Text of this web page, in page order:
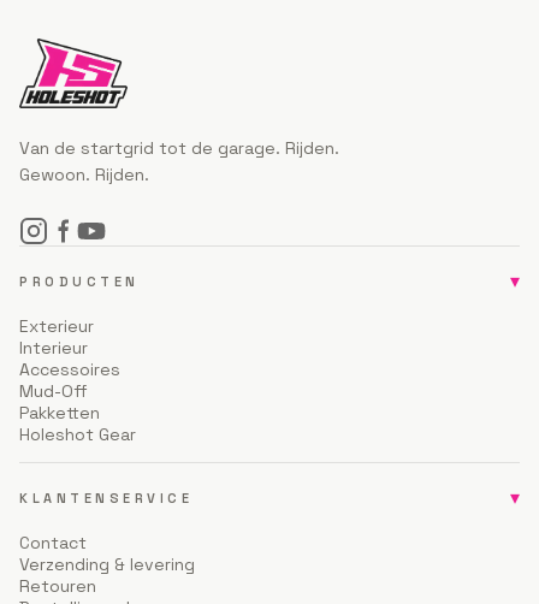
Van de startgrid tot de garage. Rijden.
Gewoon. Rijden.
PRODUCTEN ▾
Exterieur
Interieur
Accessoires
Mud-Off
Pakketten
Holeshot Gear
KLANTENSERVICE ▾
Contact
Verzending & levering
Retouren